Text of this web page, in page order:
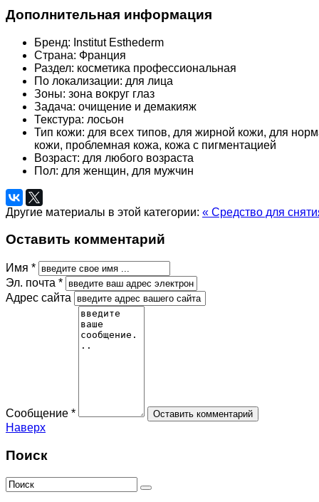
Дополнительная информация
Бренд: Institut Esthederm
Страна: Франция
Раздел: косметика профессиональная
По локализации: для лица
Зоны: зона вокруг глаз
Задача: очищение и демакияж
Текстура: лосьон
Тип кожи: для всех типов, для жирной кожи, для
кожи, проблемная кожа, кожа с пигментацией
Возраст: для любого возраста
Пол: для женщин, для мужчин
Другие материалы в этой категории: « Средство для
Оставить комментарий
Имя *
Эл. почта *
Адрес сайта
Сообщение *
Наверх
Поиск